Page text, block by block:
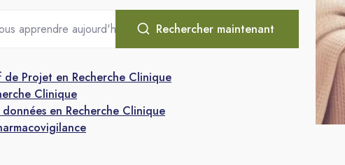
Rechercher maintenant
de Projet en Recherche Clinique
Clinique
en Recherche Clinique